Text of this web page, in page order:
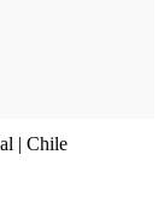
| Chile